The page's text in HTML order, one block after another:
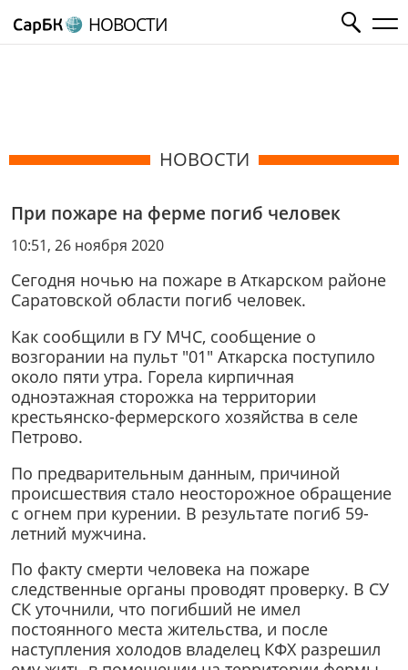
НОВОСТИ
НОВОСТИ
При пожаре на ферме погиб человек
10:51, 26 ноября 2020
Сегодня ночью на пожаре в Аткарском районе
Саратовской области погиб человек.
Как сообщили в ГУ МЧС, сообщение о
возгорании на пульт "01" Аткарска поступило
около пяти утра. Горела кирпичная
одноэтажная сторожка на территории
крестьянско-фермерского хозяйства в селе
Петрово.
По предварительным данным, причиной
происшествия стало неосторожное обращение
с огнем при курении. В результате погиб 59-
летний мужчина.
По факту смерти человека на пожаре
следственные органы проводят проверку. В СУ
СК уточнили, что погибший не имел
постоянного места жительства, и после
наступления холодов владелец КФХ разрешил